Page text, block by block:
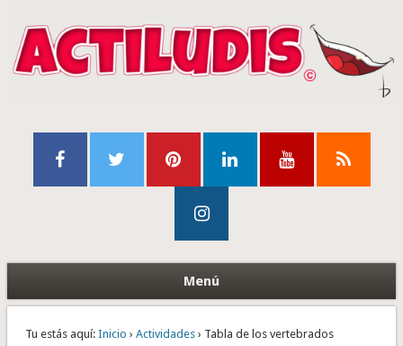
Menú
Tu estás aquí: Inicio › Actividades› Tabla de los vertebrados